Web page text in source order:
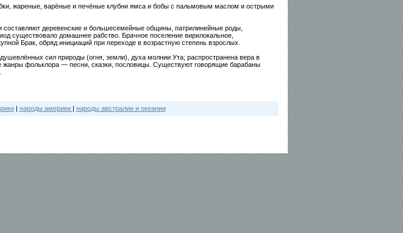
жареные, варёные и печёные клубни ямса и бобы с пальмовым маслом и острыми
составляют деревенские и большесемейные общины, патрилинейные роды,
существовало домашнее рабство. Брачное поселение вирилокальное,
Брак, обряд инициаций при переходе в возрастную степень взрослых.
сил природы (огня, земли), духа молнии Ута; распространена вера в
фольклора — песни, сказки, пословицы. Существуют говорящие барабаны
| народы америки | народы австралии и океании